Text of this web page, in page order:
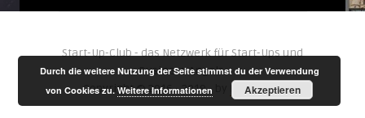
Start-Up-Club - das Netzwerk für Start-Ups und
Business Angels.
Copyright © 2016 - 2019 - by
Negara AG
Durch die weitere Nutzung der Seite stimmst du der Verwendung
von Cookies zu.Weitere Informationen Akzeptieren